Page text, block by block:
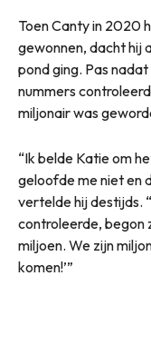
Toen Canty in 2020
gewonnen, dacht hij
pond ging. Pas
nummers
miljonair was
“Ik belde Katie om
geloofde me niet en
vertelde hij destijds.
controleerde, begon
miljoen. We zijn
komen!’”